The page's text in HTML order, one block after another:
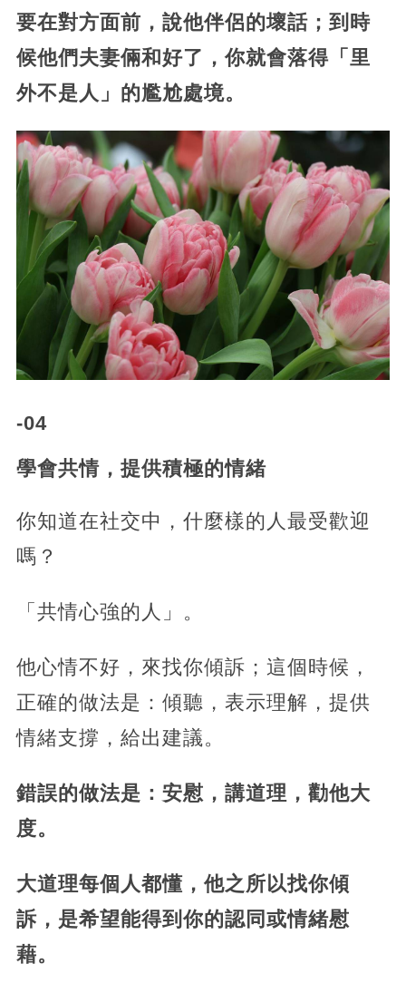
要在對方面前，說他伴侶的壞話；到時
候他們夫妻倆和好了，你就會落得「里
外不是人」的尷尬處境。
-04
學會共情，提供積極的情緒
你知道在社交中，什麼樣的人最受歡迎
嗎？
「共情心強的人」。
他心情不好，來找你傾訴；這個時候，
正確的做法是：傾聽，表示理解，提供
情緒支撐，給出建議。
錯誤的做法是：安慰，講道理，勸他大
度。
大道理每個人都懂，他之所以找你傾
訴，是希望能得到你的認同或情緒慰
藉。